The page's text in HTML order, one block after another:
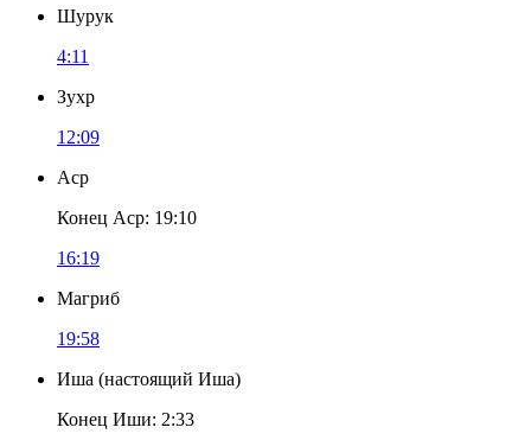
Шурук
4:11
Зухр
12:09
Аср
Конец Аср: 19:10
16:19
Магриб
19:58
Иша (настоящий Иша)
Конец Иши: 2:33